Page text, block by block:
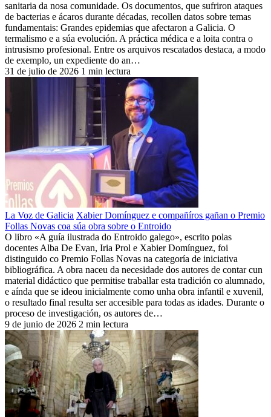
sanitaria da nosa comunidade. Os documentos, que sufriron ataques
de bacterias e ácaros durante décadas, recollen datos sobre temas
fundamentais: Grandes epidemias que afectaron a Galicia. O
termalismo e a súa evolución. A práctica médica e a loita contra o
intrusismo profesional. Entre os arquivos rescatados destaca, a modo
de exemplo, un expediente do an…
31 de julio de 2026 1 min lectura
La Voz de Galicia Xabier Domínguez e compañíros gañan o Premio
Follas Novas coa súa obra sobre o Entroido
O libro «A guía ilustrada do Entroido galego», escrito polas
docentes Alba De Evan, Iria Prol e Xabier Domínguez, foi
distinguido co Premio Follas Novas na categoría de iniciativa
bibliográfica. A obra naceu da necesidade dos autores de contar cun
material didáctico que permitise traballar esta tradición co alumnado,
e aínda que se ideou inicialmente como unha obra infantil e xuvenil,
o resultado final resulta ser accesible para todas as idades. Durante o
proceso de investigación, os autores de…
9 de junio de 2026 2 min lectura